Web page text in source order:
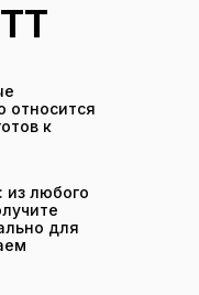
относится
к
любого
для